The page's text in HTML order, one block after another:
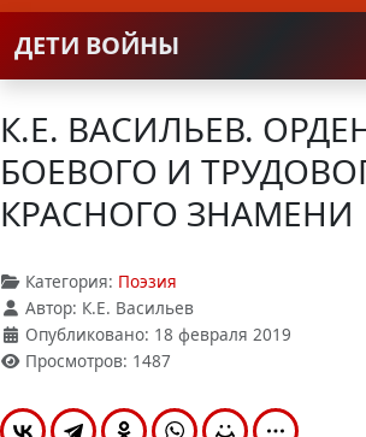
ДЕТИ ВОЙНЫ
К.Е. ВАСИЛЬЕВ.
БОЕВОГО И
КРАСНОГО ЗНАМЕНИ
Категория: Поэзия
Автор: К.Е. Васильев
Опубликовано: 18 февраля 2019
Просмотров: 1487